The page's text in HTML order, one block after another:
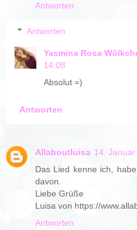
Antworten
Antworten
Yasmina Rosa
14:08
Absolut =)
Antworten
Allaboutluisa 14.
Das Lied kenne ich,
davon.
Liebe Grüße
Luisa von https://
Antworten